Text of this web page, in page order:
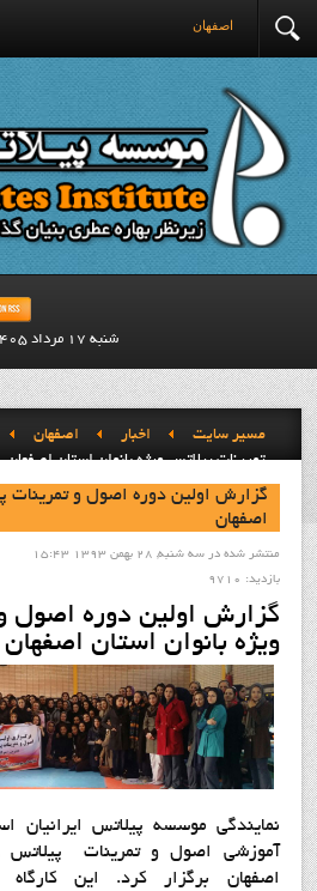
اصفهان
شنبه 17 مرداد 1405
مسیر سایت اخبار اصفهان
تمرینات پیلاتس ویژه بانوان استان اصفهان
گزارش اولین دوره اصول و تمرینات
اصفهان
منتشر شده در سه شنبه, 28 بهمن 1393 15:43
بازدید: 9710
گزارش اولین دوره اصول
ویژه بانوان استان اصفهان
نمایندگی موسسه پیلاتس ایرانیان
آموزشی اصول و تمرینات پیلاتس
اصفهان برگزار کرد. این